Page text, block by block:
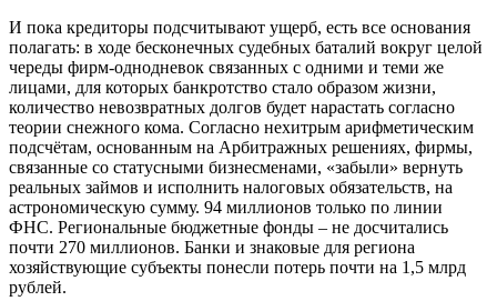
И пока кредиторы подсчитывают ущерб, есть все основания
полагать: в ходе бесконечных судебных баталий вокруг целой
череды фирм-однодневок связанных с одними и теми же
лицами, для которых банкротство стало образом жизни,
количество невозвратных долгов будет нарастать согласно
теории снежного кома. Согласно нехитрым арифметическим
подсчётам, основанным на Арбитражных решениях, фирмы,
связанные со статусными бизнесменами, «забыли» вернуть
реальных займов и исполнить налоговых обязательств, на
астрономическую сумму. 94 миллионов только по линии
ФНС. Региональные бюджетные фонды – не досчитались
почти 270 миллионов. Банки и знаковые для региона
хозяйствующие субъекты понесли потерь почти на 1,5 млрд
рублей.